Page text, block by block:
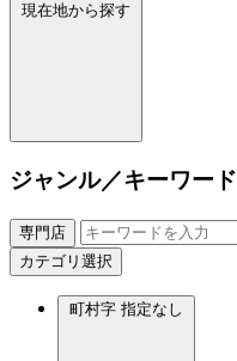
現在地から探す
ジャンル／キーワード
専門店
カテゴリ選択
町村字 指定なし